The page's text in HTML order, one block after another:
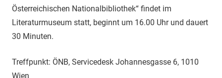
Österreichischen Nationalbibliothek“ findet im
Literaturmuseum statt, beginnt um 16.00 Uhr und dauert
30 Minuten.
Treffpunkt: ÖNB, Servicedesk Johannesgasse 6, 1010
Wien